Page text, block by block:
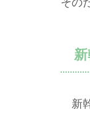
その
新
新